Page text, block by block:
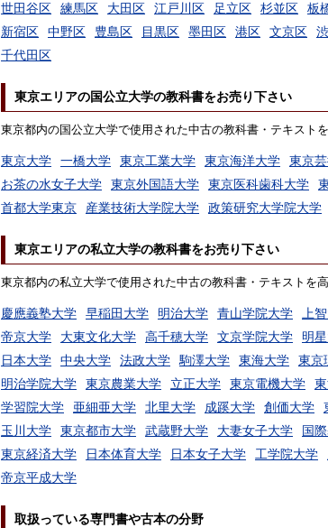
世田谷区 練馬区 大田区 江戸川区 足立区 杉並区 板
新宿区
中野区 豊島区 目黒区 墨田区 港区 文京区
千代田区
東京エリアの国公立大学の教科書をお売り下さい
東京都内の国公立大学で使用された中古の教科書・テキスト
東京大学 一橋大学 東京工業大学 東京海洋大学 東京
お茶の水女子大学
東京外国語大学 東京医科歯科大学
首都大学東京
産業技術大学院大学 政策研究大学院大学
東京エリアの私立大学の教科書をお売り下さい
東京都内の私立大学で使用された中古の教科書・テキストを
慶應義塾大学 早稲田大学 明治大学 青山学院大学 上
帝京大学
大東文化大学 高千穂大学 文京学院大学 明
日本大学
中央大学 法政大学 駒澤大学 東海大学 東京
明治学院大学
東京農業大学 立正大学 東京電機大学
学習院大学
亜細亜大学 北里大学 成蹊大学 創価大学
玉川大学
東京都市大学 武蔵野大学 大妻女子大学 国
東京経済大学
日本体育大学 日本女子大学 工学院大学
帝京平成大学
取扱っている専門書や古本の分野